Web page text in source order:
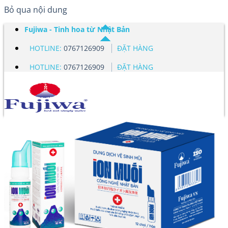
Bỏ qua nội dung
Fujiwa - Tinh hoa từ Nhật Bản
HOTLINE: 0767126909 ĐẶT HÀNG
HOTLINE: 0767126909 ĐẶT HÀNG